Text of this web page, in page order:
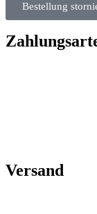
Bestellung
Versand